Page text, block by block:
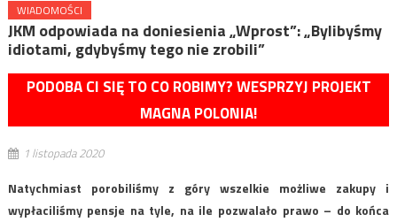
WIADOMOŚCI
JKM odpowiada na doniesienia „Wprost”: „Bylibyśmy
idiotami, gdybyśmy tego nie zrobili”
PODOBA CI SIĘ TO CO ROBIMY? WESPRZYJ PROJEKT
MAGNA POLONIA!
1 listopada 2020
Natychmiast porobiliśmy z góry wszelkie możliwe zakupy i
wypłaciliśmy pensje na tyle, na ile pozwalało prawo – do końca